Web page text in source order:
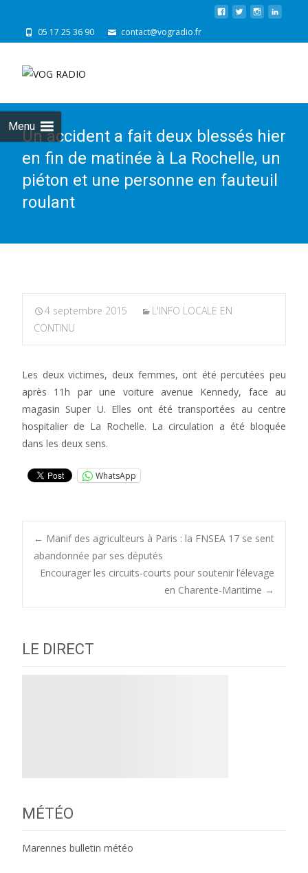
05 17 25 36 90 contact@vogradio.fr
Menu
Un accident a fait deux blessés hier
en fin de matinée à La Rochelle, un
piéton et une personne en fauteuil
roulant
4 septembre 2015
L'INFO LOCALE EN
CONTINU
Les deux victimes, deux femmes, ont été percutées peu
après 11h par une voiture avenue Kennedy, face au
magasin Super U. Elles ont été transportées au centre
hospitalier de La Rochelle. La circulation a été bloquée
dans les deux sens.
WhatsApp
Post
navigation
← Manif des agriculteurs à Paris : la FNSEA 17 se sent
abandonnée par ses députés
Encourager les circuits-courts pour soutenir l’élevage
en Charente-Maritime →
LE DIRECT
MÉTÉO
Marennes bulletin météo